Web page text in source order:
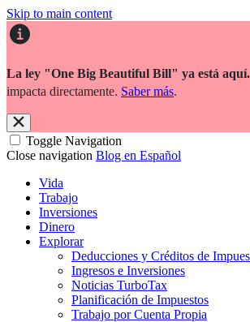
Skip to main content
La ley "One Big Beautiful Bill" ya está aquí.
impacta directamente. Saber más.
Toggle Navigation
Close navigation Blog en Español
Vida
Trabajo
Inversiones
Dinero
Explorar
Deducciones y Créditos de
Ingresos e Inversiones
Noticias TurboTax
Planificación de Impuestos
Trabajo por Cuenta Propia